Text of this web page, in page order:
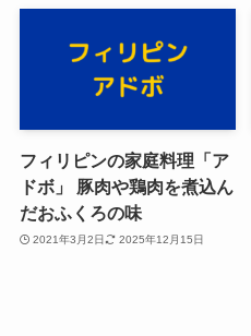
フィリピンの家庭料理「ア
ドボ」 豚肉や鶏肉を煮込ん
だおふくろの味
2021年3月2日 2025年12月15日